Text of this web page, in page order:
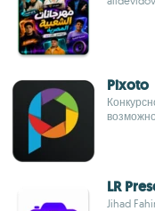
Pixoto
LR
Jihad